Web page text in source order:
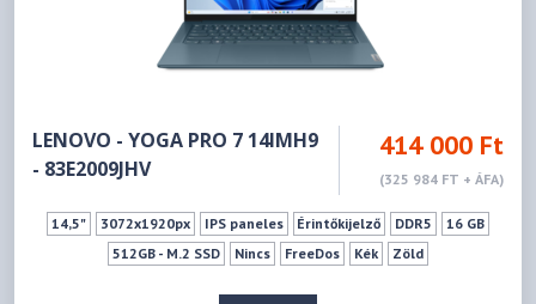
LENOVO - YOGA PRO 7 14IMH9
- 83E2009JHV
414 000 Ft
(325 984 FT + ÁFA)
14,5" 3072x1920px IPS paneles Érintőkijelző DDR5
16 GB
512GB - M.2 SSD
Nincs FreeDos Kék Zöld